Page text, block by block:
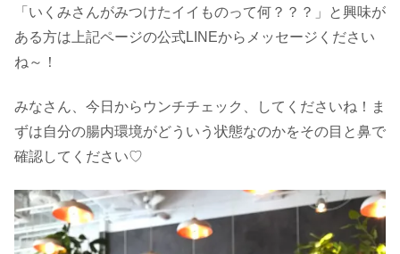
「いくみさんがみつけたイイものって何？？？」と興味が
ある方は上記ページの公式LINEからメッセージください
ね～！
みなさん、今日からウンチチェック、してくださいね！ま
ずは自分の腸内環境がどういう状態なのかをその目と鼻で
確認してください♡